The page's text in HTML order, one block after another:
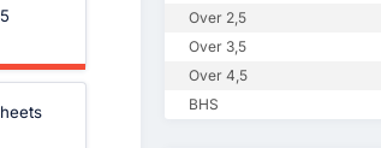
Over 2,5
Over 3,5
Over 4,5
BHS